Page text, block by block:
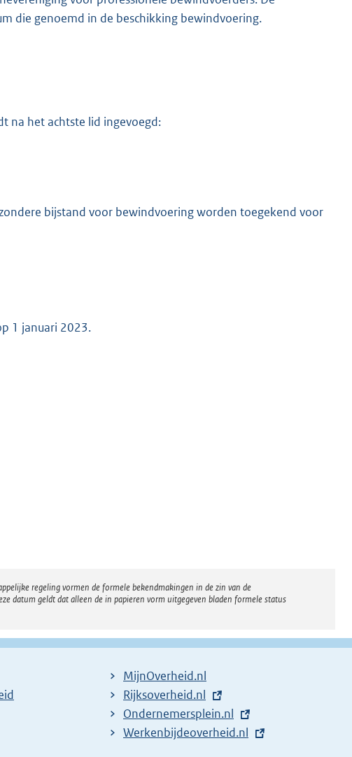
die genoemd in de beschikking bewindvoering.
na het achtste lid ingevoegd:
bijstand voor bewindvoering worden toegekend voor
1 januari 2023.
regeling vormen de formele bekendmakingen in de zin van de
datum geldt dat alleen de in papieren vorm uitgegeven bladen formele status
MijnOverheid.nl
E
x
t
Rijksoverheid.nl
E
x
Ondernemersplein.nl
E
Werkenbijdeoverheid.nl